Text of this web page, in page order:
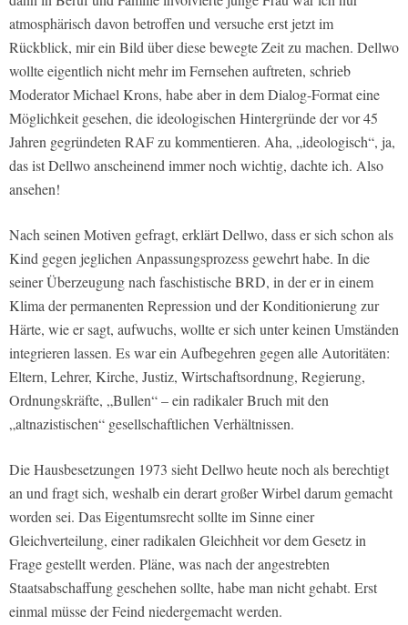
atmosphärisch davon betroffen und versuche erst jetzt im
Rückblick, mir ein Bild über diese bewegte Zeit zu machen. Dellwo
wollte eigentlich nicht mehr im Fernsehen auftreten, schrieb
Moderator Michael Krons, habe aber in dem Dialog-Format eine
Möglichkeit gesehen, die ideologischen Hintergründe der vor 45
Jahren gegründeten RAF zu kommentieren. Aha, „ideologisch“, ja,
das ist Dellwo anscheinend immer noch wichtig, dachte ich. Also
ansehen!
Nach seinen Motiven gefragt, erklärt Dellwo, dass er sich schon als
Kind gegen jeglichen Anpassungsprozess gewehrt habe. In die
seiner Überzeugung nach faschistische BRD, in der er in einem
Klima der permanenten Repression und der Konditionierung zur
Härte, wie er sagt, aufwuchs, wollte er sich unter keinen Umständen
integrieren lassen. Es war ein Aufbegehren gegen alle Autoritäten:
Eltern, Lehrer, Kirche, Justiz, Wirtschaftsordnung, Regierung,
Ordnungskräfte, „Bullen“ – ein radikaler Bruch mit den
„altnazistischen“ gesellschaftlichen Verhältnissen.
Die Hausbesetzungen 1973 sieht Dellwo heute noch als berechtigt
an und fragt sich, weshalb ein derart großer Wirbel darum gemacht
worden sei. Das Eigentumsrecht sollte im Sinne einer
Gleichverteilung, einer radikalen Gleichheit vor dem Gesetz in
Frage gestellt werden. Pläne, was nach der angestrebten
Staatsabschaffung geschehen sollte, habe man nicht gehabt. Erst
einmal müsse der Feind niedergemacht werden.